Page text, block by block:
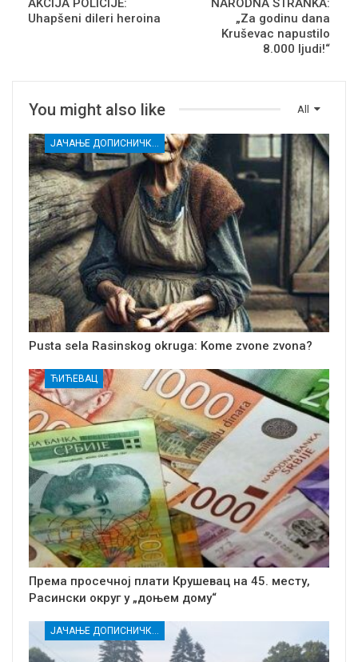
AKCIJA POLICIJE:
Uhapšeni dileri heroina
NARODNA STRANKA:
„Za godinu dana
Kruševac napustilo
8.000 ljudi!“
All
You might also like
ЈАЧАЊЕ ДОПИСНИЧКЕ МРЕЖЕ НЕЗАВИСНИХ МЕДИЈА У РАСИНСКОМ ОКРУГУ
Pusta sela Rasinskog okruga: Kome zvone zvona?
ЋИЋЕВАЦ
Према просечној плати Крушевац на 45. месту,
Расински округ у „доњем дому“
ЈАЧАЊЕ ДОПИСНИЧКЕ МРЕЖЕ НЕЗАВИСНИХ МЕДИЈА У РАСИНСКОМ ОКРУГУ